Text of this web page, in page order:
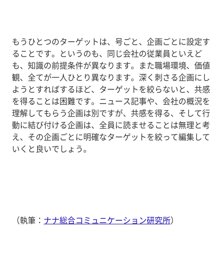
もうひとつのターゲットは、号ごと、企画ごとに設定す
ることです。というのも、同じ会社の従業員といえど
も、知識の前提条件が異なります。また職場環境、価値
観、全てが一人ひとり異なります。深く刺さる企画にし
ようとすればするほど、ターゲットを絞らないと、共感
を得ることは困難です。ニュース記事や、会社の概況を
理解してもらう企画は別ですが、共感を得る、そして行
動に結び付ける企画は、全員に読ませることは無理と考
え、その企画ごとに明確なターゲットを絞って編集して
いくと良いでしょう。
（執筆： ナナ総合コミュニケーション研究所）